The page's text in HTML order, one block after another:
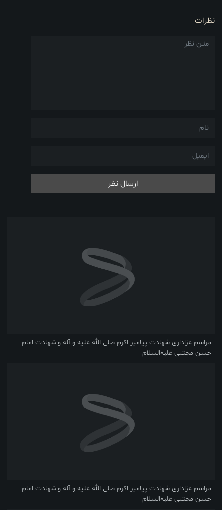
نظرات
ارسال نظر
مراسم عزاداری شهادت پیامبر اکرم صلی ‌الله‌ علیه ‌و آله و شهادت امام
حسن مجتبی علیه‌السلام
مراسم عزاداری شهادت پیامبر اکرم صلی ‌الله‌ علیه ‌و آله و شهادت امام
حسن مجتبی علیه‌السلام